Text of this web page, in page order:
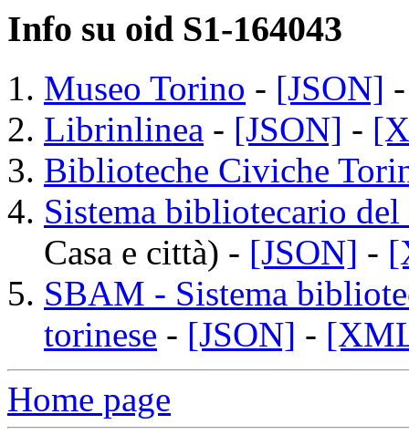
Info su oid S1-164043
Museo Torino - [JSON]
Librinlinea - [JSON] -
Biblioteche Civiche
Sistema bibliotecario
Casa e città) - [JSON] -
SBAM - Sistema
torinese - [JSON] -
Home page